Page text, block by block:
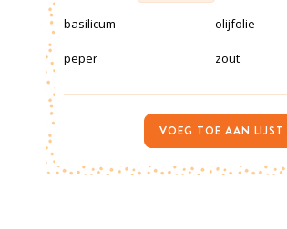
basilicum olijfolie
peper zout
VOEG TOE AAN LIJST